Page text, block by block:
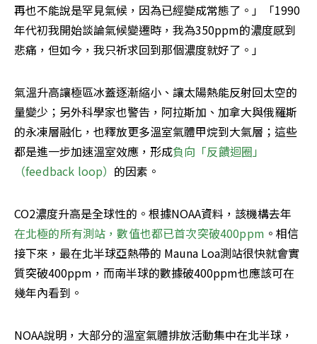
再也不能說是罕見氣候，因為已經變成常態了。」「1990
年代初我開始談論氣候變遷時，我為350ppm的濃度感到
悲痛，但如今，我只祈求回到那個濃度就好了。」
氣溫升高讓極區冰蓋逐漸縮小、讓太陽熱能反射回太空的
量變少；另外科學家也警告，阿拉斯加、加拿大與俄羅斯
的永凍層融化，也釋放更多溫室氣體甲烷到大氣層；這些
都是進一步加速溫室效應，形成負向「反饋迴圈」
（feedback loop） 的因素。
CO2濃度升高是全球性的。根據NOAA資料，該機構去年
在北極的所有測站，數值也都已首次突破400ppm 。相信
接下來，最在北半球亞熱帶的 Mauna Loa測站很快就會實
質突破400ppm，而南半球的數據破400ppm也應該可在
幾年內看到。
NOAA說明，大部分的溫室氣體排放活動集中在北半球，